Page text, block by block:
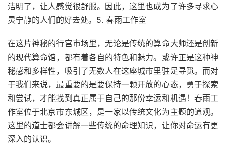
洁明了，让人感觉很舒服。因此，这里也成为了许多寻求心
灵宁静的人们的好去处。5. 春雨工作室
在这片神秘的行宫市场里，无论是传统的算命大师还是创新
的现代算命馆，都有着各自的特色和魅力。或许正是这种神
秘感和多样性，吸引了无数人在这座城市里驻足寻觅。而对
于我们来说，最重要的是要保持一颗开放的心态，勇于探索
和尝试，才能找到真正属于自己的那份幸运和机遇！春雨工
作室位于北京市东城区，是一家以传统文化为主题的道观。
这里的道士都会讲解一些传统的命理知识，让你对命运有更
深入的认识。